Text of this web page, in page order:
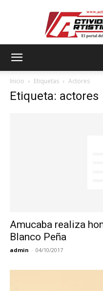
Inicio Etiquetas Actores
Etiqueta: actores
Amucaba realiza
Blanco Peña
admin - 04/10/2017